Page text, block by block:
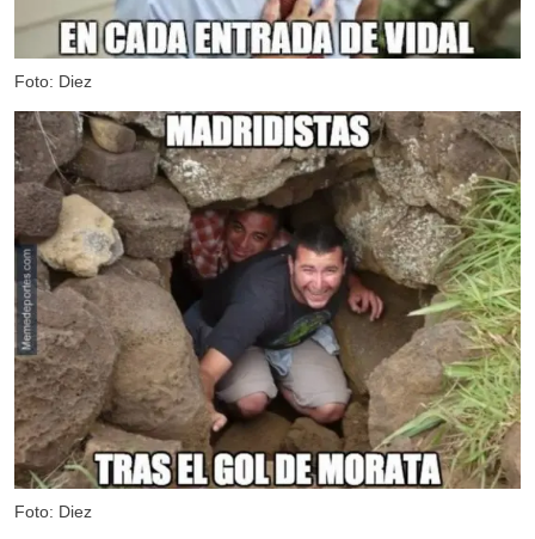
Foto: Diez
Foto: Diez